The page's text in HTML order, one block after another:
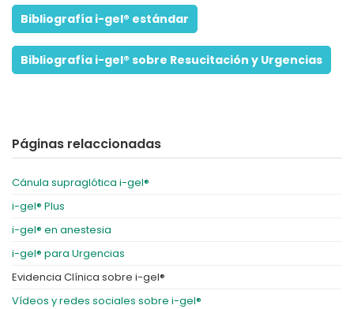
Bibliografía i-gel® estándar
Bibliografía i-gel® sobre Resucitación y Urgencias
Páginas relaccionadas
Cánula supraglótica i-gel®
i-gel® Plus
i-gel® en anestesia
i-gel® para Urgencias
Evidencia Clínica sobre i-gel®
Vídeos y redes sociales sobre i-gel®